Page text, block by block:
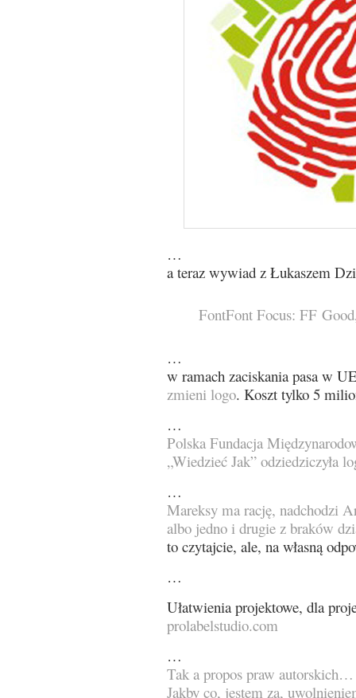
…
a teraz wywiad z Łukaszem
FontFont Focus: FF
…
w ramach zaciskania pasa w
zmieni logo. Koszt tylko 5
…
Polska Fundacja
„Wiedzieć Jak” odziedziczyła
…
Mareksy ma rację, nadchodzi
albo jedno i drugie z braków
to czytajcie, ale, na własną
…
Ułatwienia projektowe, dla
prolabelstudio.com
…
Tak a propos praw autorskich…
Jakby co, jestem za,